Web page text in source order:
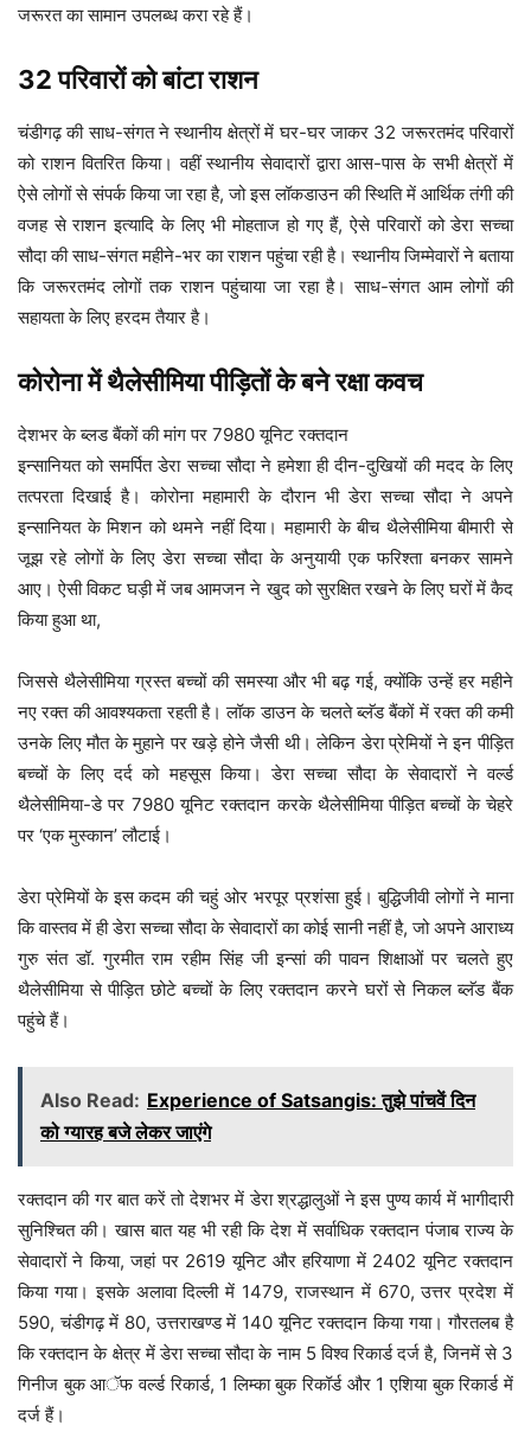
Dera Sacha Sauda as Corona Warriors
जरूरत का सामान उपलब्ध करा रहे हैं।
32 परिवारों को बांटा राशन
चंडीगढ़ की साध-संगत ने स्थानीय क्षेत्रों में घर-घर जाकर 32 जरूरतमंद परिवारों
को राशन वितरित किया। वहीं स्थानीय सेवादारों द्वारा आस-पास के सभी क्षेत्रों में
ऐसे लोगों से संपर्क किया जा रहा है, जो इस लॉकडाउन की स्थिति में आर्थिक तंगी की
वजह से राशन इत्यादि के लिए भी मोहताज हो गए हैं, ऐसे परिवारों को डेरा सच्चा
सौदा की साध-संगत महीने-भर का राशन पहुंचा रही है। स्थानीय जिम्मेवारों ने बताया
कि जरूरतमंद लोगों तक राशन पहुंचाया जा रहा है। साध-संगत आम लोगों की
सहायता के लिए हरदम तैयार है।
कोरोना में थैलेसीमिया पीड़ितों के बने रक्षा कवच
देशभर के ब्लड बैंकों की मांग पर 7980 यूनिट रक्तदान
इन्सानियत को समर्पित डेरा सच्चा सौदा ने हमेशा ही दीन-दुखियों की मदद के लिए
तत्परता दिखाई है। कोरोना महामारी के दौरान भी डेरा सच्चा सौदा ने अपने
इन्सानियत के मिशन को थमने नहीं दिया। महामारी के बीच थैलेसीमिया बीमारी से
जूझ रहे लोगों के लिए डेरा सच्चा सौदा के अनुयायी एक फरिश्ता बनकर सामने
आए। ऐसी विकट घड़ी में जब आमजन ने खुद को सुरक्षित रखने के लिए घरों में कैद
किया हुआ था,
जिससे थैलेसीमिया ग्रस्त बच्चों की समस्या और भी बढ़ गई, क्योंकि उन्हें हर महीने
नए रक्त की आवश्यकता रहती है। लॉक डाउन के चलते ब्लॅड बैंकों में रक्त की कमी
उनके लिए मौत के मुहाने पर खड़े होने जैसी थी। लेकिन डेरा प्रेमियों ने इन पीड़ित
बच्चों के लिए दर्द को महसूस किया। डेरा सच्चा सौदा के सेवादारों ने वर्ल्ड
थैलेसीमिया-डे पर 7980 यूनिट रक्तदान करके थैलेसीमिया पीड़ित बच्चों के चेहरे
पर ‘एक मुस्कान’ लौटाई।
डेरा प्रेमियों के इस कदम की चहुं ओर भरपूर प्रशंसा हुई। बुद्धिजीवी लोगों ने माना
कि वास्तव में ही डेरा सच्चा सौदा के सेवादारों का कोई सानी नहीं है, जो अपने आराध्य
गुरु संत डॉ. गुरमीत राम रहीम सिंह जी इन्सां की पावन शिक्षाओं पर चलते हुए
थैलेसीमिया से पीड़ित छोटे बच्चों के लिए रक्तदान करने घरों से निकल ब्लॅड बैंक
पहुंचे हैं।
Also Read: Experience of Satsangis: तुझे पांचवें दिन
को ग्यारह बजे लेकर जाएंगे
रक्तदान की गर बात करें तो देशभर में डेरा श्रद्धालुओं ने इस पुण्य कार्य में भागीदारी
सुनिश्चित की। खास बात यह भी रही कि देश में सर्वाधिक रक्तदान पंजाब राज्य के
सेवादारों ने किया, जहां पर 2619 यूनिट और हरियाणा में 2402 यूनिट रक्तदान
किया गया। इसके अलावा दिल्ली में 1479, राजस्थान में 670, उत्तर प्रदेश में
590, चंडीगढ़ में 80, उत्तराखण्ड में 140 यूनिट रक्तदान किया गया। गौरतलब है
कि रक्तदान के क्षेत्र में डेरा सच्चा सौदा के नाम 5 विश्व रिकार्ड दर्ज है, जिनमें से 3
गिनीज बुक आॅफ वर्ल्ड रिकार्ड, 1 लिम्का बुक रिकॉर्ड और 1 एशिया बुक रिकार्ड में
दर्ज हैं।